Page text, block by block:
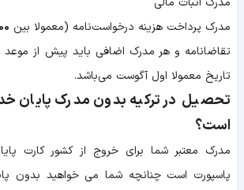
مدرک پرداخت هزینه درخواست‌نامه (معمولا بین 35
تقاضا‌نامه و هر مدرک اضافی باید پیش از موعد
تاریخ معمولا اول آگوست می‌باشد.
تحصیل در ترکیه بدون مدرک پایان
است؟
مدرک معتبر شما برای خروج از کشور کارت
پاسپورت است چنانچه شما می خواهید بدون